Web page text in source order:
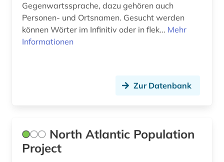
Gegenwartssprache, dazu gehören auch
Personen- und Ortsnamen. Gesucht werden
können Wörter im Infinitiv oder in flek... Mehr
Informationen
Zur Datenbank
North Atlantic Population
Project